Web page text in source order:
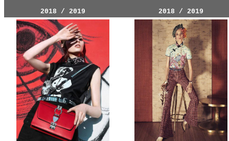
2018 / 2019 2018 / 2019